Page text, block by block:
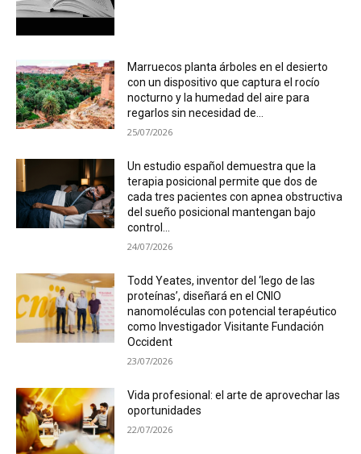
Marruecos planta árboles en el desierto
con un dispositivo que captura el rocío
nocturno y la humedad del aire para
regarlos sin necesidad de...
25/07/2026
Un estudio español demuestra que la
terapia posicional permite que dos de
cada tres pacientes con apnea obstructiva
del sueño posicional mantengan bajo
control...
24/07/2026
Todd Yeates, inventor del ‘lego de las
proteínas’, diseñará en el CNIO
nanomoléculas con potencial terapéutico
como Investigador Visitante Fundación
Occident
23/07/2026
Vida profesional: el arte de aprovechar las
oportunidades
22/07/2026